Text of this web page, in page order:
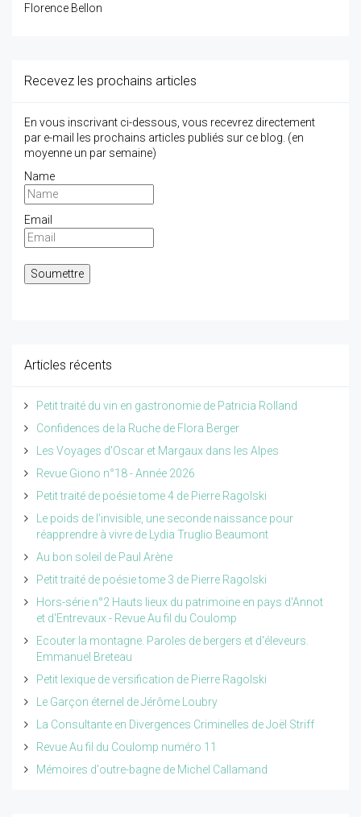
Florence Bellon
Recevez les prochains articles
En vous inscrivant ci-dessous, vous recevrez directement
par e-mail les prochains articles publiés sur ce blog. (en
moyenne un par semaine)
Name
Email
Articles récents
Petit traité du vin en gastronomie de Patricia Rolland
Confidences de la Ruche de Flora Berger
Les Voyages d'Oscar et Margaux dans les Alpes
Revue Giono n°18 - Année 2026
Petit traité de poésie tome 4 de Pierre Ragolski
Le poids de l'invisible, une seconde naissance pour
réapprendre à vivre de Lydia Truglio Beaumont
Au bon soleil de Paul Arène
Petit traité de poésie tome 3 de Pierre Ragolski
Hors-série n°2 Hauts lieux du patrimoine en pays d'Annot
et d'Entrevaux - Revue Au fil du Coulomp
Ecouter la montagne. Paroles de bergers et d'éleveurs.
Emmanuel Breteau
Petit lexique de versification de Pierre Ragolski
Le Garçon éternel de Jérôme Loubry
La Consultante en Divergences Criminelles de Joël Striff
Revue Au fil du Coulomp numéro 11
Mémoires d'outre-bagne de Michel Callamand